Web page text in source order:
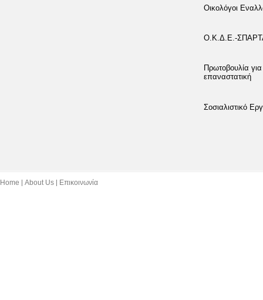
Οικολόγοι
Ο.Κ.Δ.Ε.-
Πρωτοβουλία
επαναστατική
Σοσιαλιστικό
Home About Us Επικοινωνία